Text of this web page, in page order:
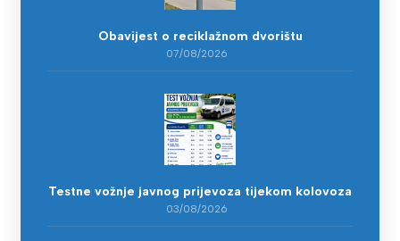
Obavijest o reciklažnom dvorištu
07/08/2026
Testne vožnje javnog prijevoza tijekom kolovoza
03/08/2026